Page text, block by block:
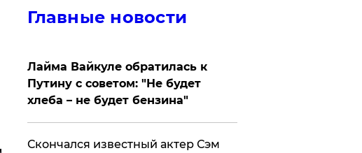
Главные новости
Лайма Вайкуле обратилась к
Путину с советом: "Не будет
хлеба – не будет бензина"
Скончался известный актер Сэм